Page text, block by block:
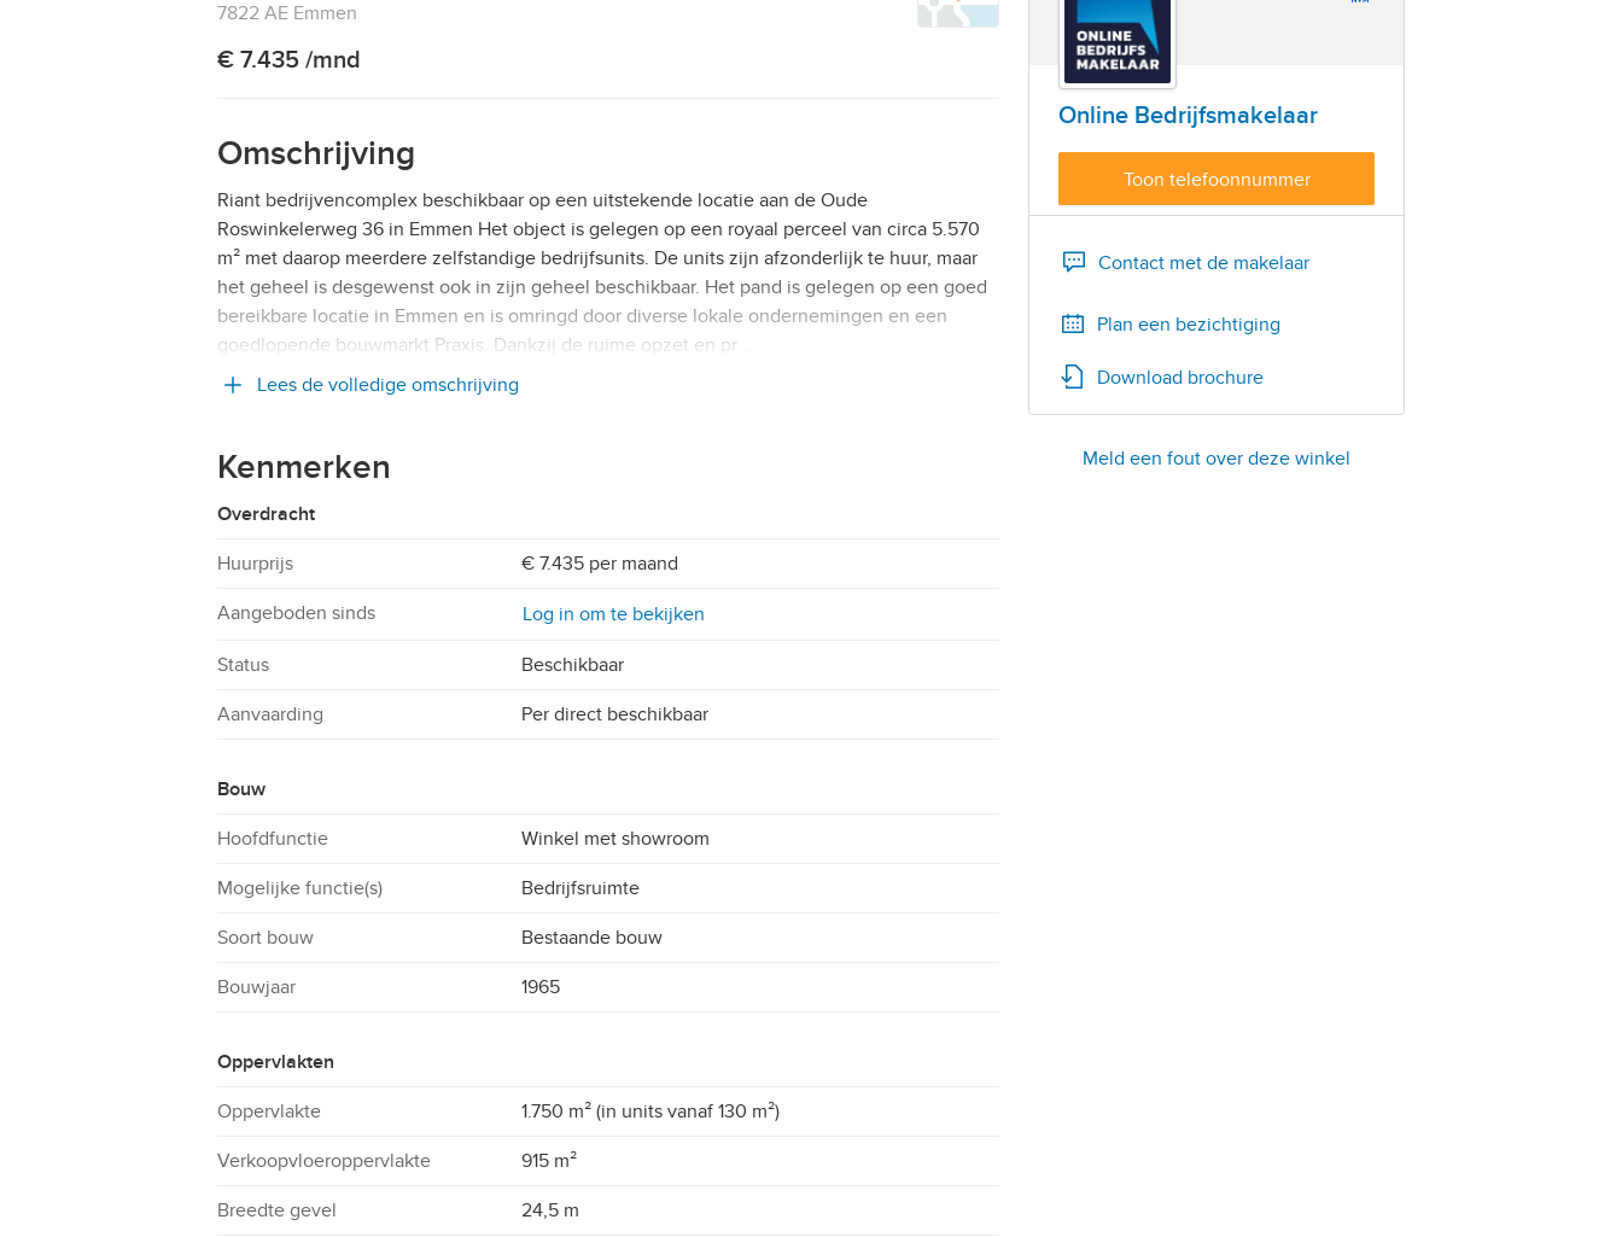
7822 AE Emmen
€ 7.435 /mnd
Omschrijving
Riant bedrijvencomplex beschikbaar op een uitstekende locatie aan de Oude
Roswinkelerweg 36 in Emmen Het object is gelegen op een royaal perceel van circa 5.570
m² met daarop meerdere zelfstandige bedrijfsunits. De units zijn afzonderlijk te huur, maar
het geheel is desgewenst ook in zijn geheel beschikbaar. Het pand is gelegen op een goed
bereikbare locatie in Emmen en is omringd door diverse lokale ondernemingen en een
goedlopende bouwmarkt Praxis. Dankzij de ruime opzet en pr …
Lees de volledige omschrijving
Kenmerken
Overdracht
Huurprijs € 7.435 per maand
Aangeboden sinds Log in om te bekijken
Status Beschikbaar
Aanvaarding Per direct beschikbaar
Bouw
Hoofdfunctie Winkel met showroom
Mogelijke functie(s) Bedrijfsruimte
Soort bouw Bestaande bouw
Bouwjaar 1965
Oppervlakten
Oppervlakte 1.750 m² (in units vanaf 130 m²)
Verkoopvloeroppervlakte 915 m²
Breedte gevel 24,5 m
Online Bedrijfsmakelaar
Toon telefoonnummer
Contact met de makelaar
Plan een bezichtiging
Download brochure
Meld een fout over deze winkel